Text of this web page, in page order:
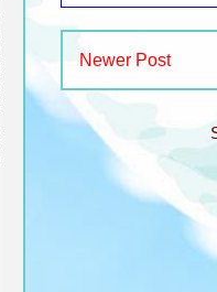
Newer Post